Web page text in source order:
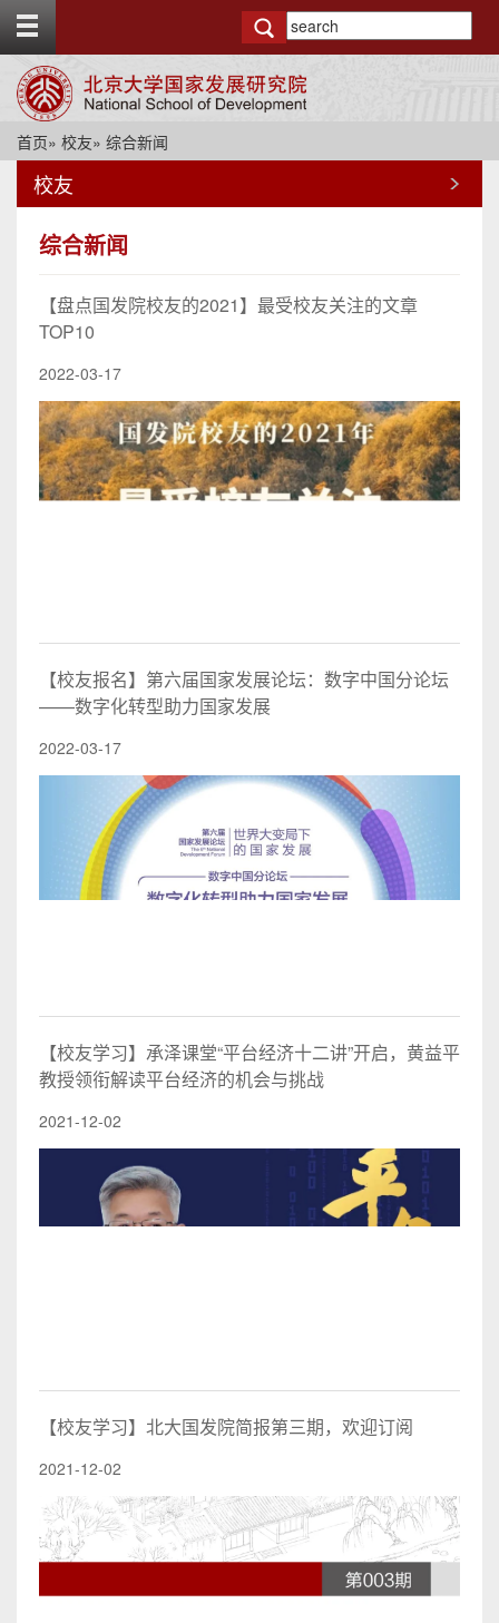
g
o
首页» 校友» 综合新闻
校友
综合新闻
【盘点国发院校友的2021】最受校友关注的文章
TOP10
2022-03-17
【校友报名】第六届国家发展论坛：数字中国分论坛
——数字化转型助力国家发展
2022-03-17
【校友学习】承泽课堂“平台经济十二讲”开启，黄益平
教授领衔解读平台经济的机会与挑战
2021-12-02
【校友学习】北大国发院简报第三期，欢迎订阅
2021-12-02